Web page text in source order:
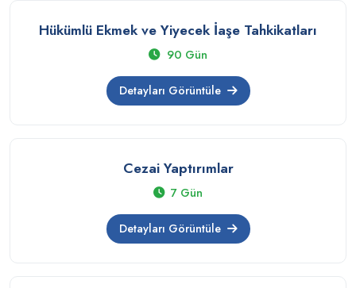
Hükümlü Ekmek ve Yiyecek İaşe Tahkikatları
90 Gün
Detayları Görüntüle
Cezai Yaptırımlar
7 Gün
Detayları Görüntüle